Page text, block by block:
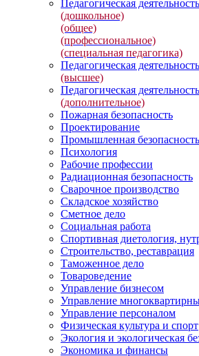
Педагогическая деятельность
(дошкольное)
(общее)
(профессиональное)
(специальная педагогика)
Педагогическая деятельность
(высшее)
Педагогическая деятельность
(дополнительное)
Пожарная безопасность
Проектирование
Промышленная безопасность
Психология
Рабочие профессии
Радиационная безопасность
Сварочное производство
Складское хозяйство
Сметное дело
Социальная работа
Спортивная диетология,
Строительство, реставрация
Таможенное дело
Товароведение
Управление бизнесом
Управление
Управление персоналом
Физическая культура и спорт
Экология и экологическая
Экономика и финансы